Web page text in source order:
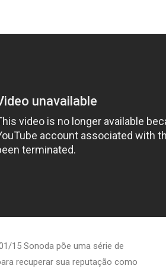
15 Sonoda põe uma série de
recuperar sua reputação como